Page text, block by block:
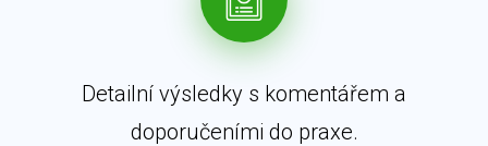
Detailní výsledky s komentářem a
doporučeními do praxe.